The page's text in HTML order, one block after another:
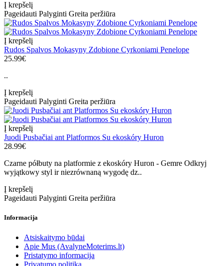
Į krepšelį
Pageidauti Palyginti Greita peržiūra
Į krepšelį
Rudos Spalvos Mokasyny Zdobione Cyrkoniami Penelope
25.99€
..
Į krepšelį
Pageidauti Palyginti Greita peržiūra
Į krepšelį
Juodi Pusbačiai ant Platformos Su ekoskóry Huron
28.99€
Czarne półbuty na platformie z ekoskóry Huron - Gemre Odkryj
wyjątkowy styl ir niezrównaną wygodę dz..
Į krepšelį
Pageidauti Palyginti Greita peržiūra
Informacija
Atsiskaitymo būdai
Apie Mus (AvalyneMoterims.lt)
Pristatymo informacija
Privatumo politika